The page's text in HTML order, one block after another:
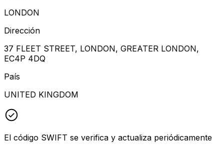
LONDON
Dirección
37 FLEET STREET, LONDON, GREATER LONDON,
EC4P 4DQ
País
UNITED KINGDOM
El código SWIFT se verifica y actualiza periódicamente